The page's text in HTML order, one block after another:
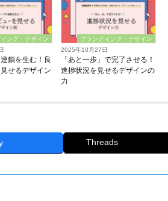
ング・デザイン
鎖を生む！良
せるデザイン
ブランディング・デザイン
2025年10月27日
「あと一歩」で完了させる！
進捗状況を見せるデザインの
力
Threads